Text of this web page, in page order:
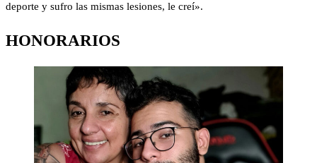
deporte y sufro las mismas lesiones, le creí».
HONORARIOS